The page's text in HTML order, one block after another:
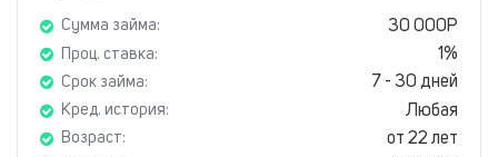
Сумма займа: 30 000Р
Проц. ставка: 1%
Срок займа: 7 - 30 дней
Кред. история: Любая
Возраст: от 22 лет